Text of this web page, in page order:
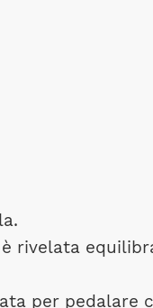
rivelata
per pedalare